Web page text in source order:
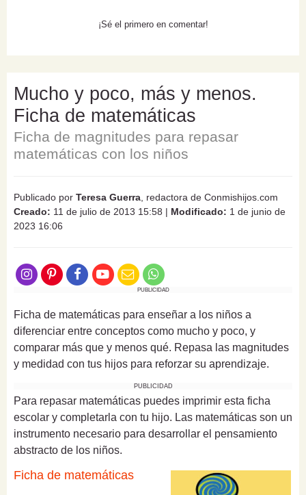
¡Sé el primero en comentar!
Mucho y poco, más y menos.
Ficha de matemáticas
Ficha de magnitudes para repasar
matemáticas con los niños
Publicado por Teresa Guerra , redactora de Conmishijos.com
Creado: 11 de julio de 2013 15:58 | Modificado: 1 de junio de
2023 16:06
PUBLICIDAD
Ficha de matemáticas para enseñar a los niños a
diferenciar entre conceptos como mucho y poco, y
comparar más que y menos qué. Repasa las magnitudes
y medidad con tus hijos para reforzar su aprendizaje.
PUBLICIDAD
Para repasar matemáticas puedes imprimir esta ficha
escolar y completarla con tu hijo. Las matemáticas son un
instrumento necesario para desarrollar el pensamiento
abstracto de los niños.
Ficha de matemáticas